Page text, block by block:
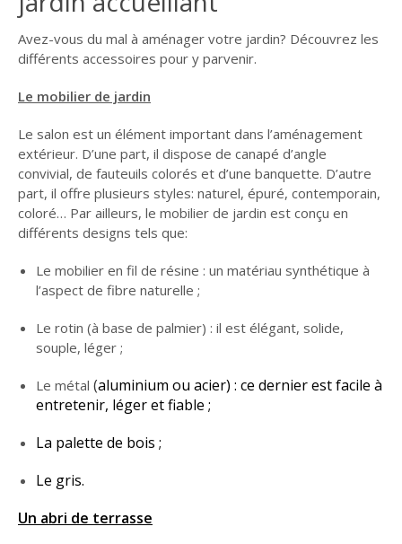
GUIDE JARDIN ET
ELAGAGE ET
COMPAGNIE
Avez-vous du mal à aménager votre jardin? Découvrez les
différents accessoires pour y parvenir.
Le mobilier de jardin
Le salon est un élément important dans l’aménagement
extérieur. D’une part, il dispose de canapé d’angle
convivial, de fauteuils colorés et d’une banquette. D’autre
part, il offre plusieurs styles: naturel, épuré, contemporain,
coloré… Par ailleurs, le mobilier de jardin est conçu en
différents designs tels que:
Le mobilier en fil de résine : un matériau synthétique à
l’aspect de fibre naturelle ;
Le rotin (à base de palmier) : il est élégant, solide,
souple, léger ;
Le métal (aluminium ou acier) : ce dernier est facile à
entretenir, léger et fiable ;
La palette de bois ;
Le gris.
Un abri de terrasse